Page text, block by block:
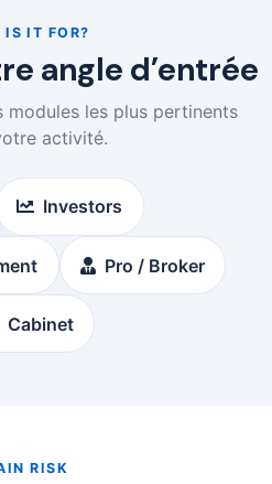
IS IT FOR?
angle d’entrée
modules les plus pertinents
activité.
Investors
Pro / Broker
Cabinet
RISK